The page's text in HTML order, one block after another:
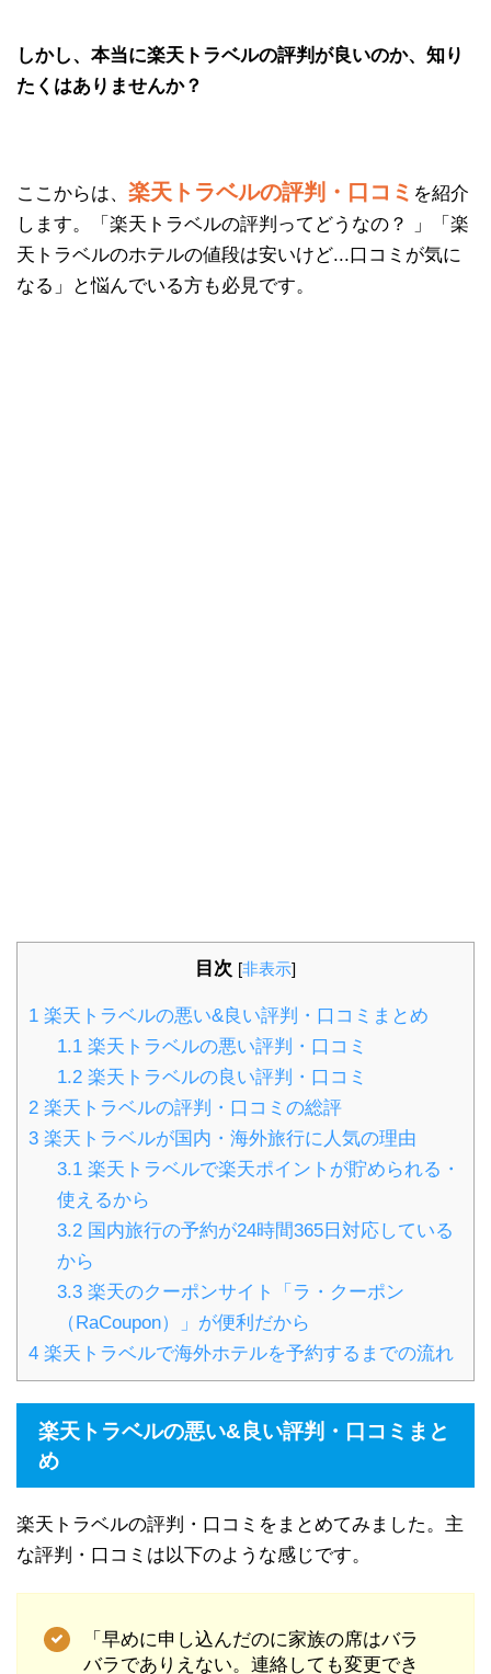
しかし、本当に楽天トラベルの評判が良いのか、知り
たくはありませんか？
ここからは、 楽天トラベルの評判・口コミ を紹介
します。「楽天トラベルの評判ってどうなの？ 」「楽
天トラベルのホテルの値段は安いけど...口コミが気に
なる」と悩んでいる方も必見です。
目次 [非表示]
1 楽天トラベルの悪い&良い評判・口コミまとめ
1.1楽天トラベルの悪い評判・口コミ
1.2楽天トラベルの良い評判・口コミ
2 楽天トラベルの評判・口コミの総評
3 楽天トラベルが国内・海外旅行に人気の理由
3.1楽天トラベルで楽天ポイントが貯められる・
使えるから
3.2国内旅行の予約が24時間365日対応している
から
3.3楽天のクーポンサイト「ラ・クーポン
（RaCoupon）」が便利だから
4 楽天トラベルで海外ホテルを予約するまでの流れ
楽天トラベルの悪い&良い評判・口コミまと
め
楽天トラベルの評判・口コミをまとめてみました。主
な評判・口コミは以下のような感じです。
「早めに申し込んだのに家族の席はバラ
バラでありえない。連絡しても変更でき